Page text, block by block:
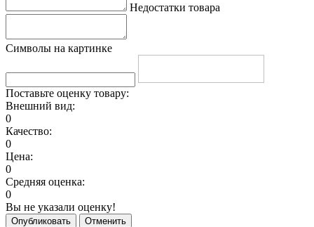
Недостатки товара
Символы на картинке
Поставьте оценку товару:
Внешний вид:
0
Качество:
0
Цена:
0
Средняя оценка:
0
Вы не указали оценку!
Опубликовать Отменить